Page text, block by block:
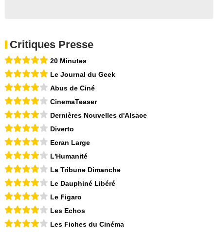
Critiques Presse
20 Minutes
Le Journal du Geek
Abus de Ciné
CinemaTeaser
Dernières Nouvelles d'Alsace
Diverto
Ecran Large
L'Humanité
La Tribune Dimanche
Le Dauphiné Libéré
Le Figaro
Les Echos
Les Fiches du Cinéma